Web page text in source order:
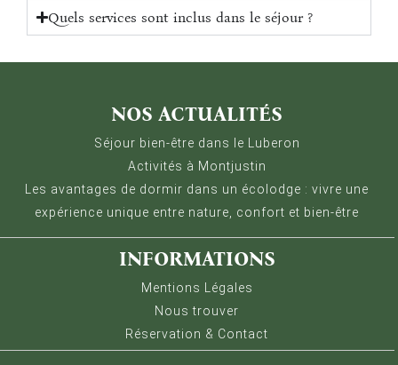
Quels services sont inclus dans le séjour ?
NOS ACTUALITÉS
Séjour bien-être dans le Luberon
Activités à Montjustin
Les avantages de dormir dans un écolodge : vivre une
expérience unique entre nature, confort et bien-être
INFORMATIONS
Mentions Légales
Nous trouver
Réservation & Contact